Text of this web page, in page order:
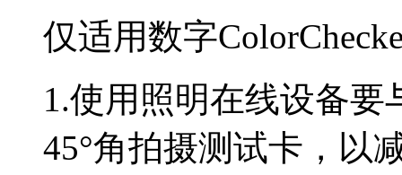
仅适用数字
1.使用照明在线设备要
45°角拍摄测试卡，以